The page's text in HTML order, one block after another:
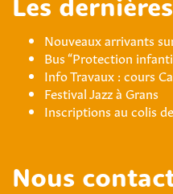
Les
Nouveaux arrivants
Bus “Protection
Info Travaux : cours
Festival Jazz à Grans
Inscriptions au colis
Nous